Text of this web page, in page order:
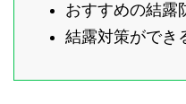
おすすめの結露
結露対策ができ